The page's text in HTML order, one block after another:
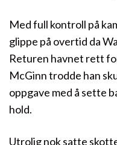
Med full kontroll på
glippe på overtid da
Returen havnet rett
McGinn trodde han
oppgave med å sette
hold.
Utrolig nok satte